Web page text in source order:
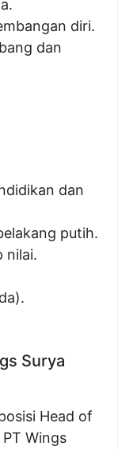
diri.
dan
dan
putih.
nilai.
Surya
Head of
Wings